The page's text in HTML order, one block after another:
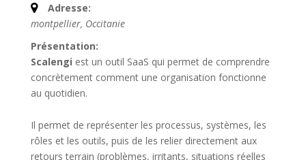
Adresse:
montpellier, Occitanie
Présentation:
Scalengi est un outil SaaS qui permet de comprendre
concrètement comment une organisation fonctionne
au quotidien.
Il permet de représenter les processus, systèmes, les
rôles et les outils, puis de les relier directement aux
retours terrain (problèmes, irritants, situations réelles